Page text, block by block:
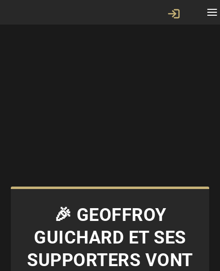
🎉 GEOFFROY
GUICHARD ET SES
SUPPORTERS VONT